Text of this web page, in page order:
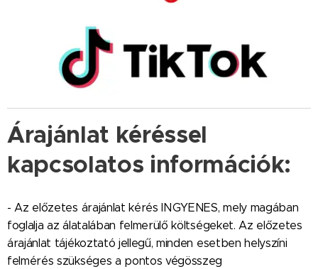
Árajánlat kéréssel
kapcsolatos információk:
- Az előzetes árajánlat kérés INGYENES, mely magában
foglalja az álatalában felmerülő költségeket. Az előzetes
árajánlat tájékoztató jellegű, minden esetben helyszíni
felmérés szükséges a pontos végösszeg